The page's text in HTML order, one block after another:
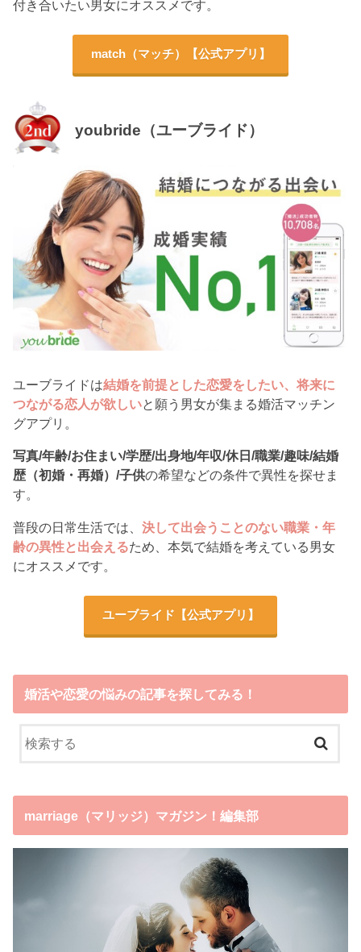
付き合いたい男女にオススメです。
match（マッチ）【公式アプリ】
youbride（ユーブライド）
ユーブライドは結婚を前提とした恋愛をしたい、将来に
つながる恋人が欲しいと願う男女が集まる婚活マッチン
グアプリ。
写真/年齢/お住まい/学歴/出身地/年収/休日/職業/趣味/結婚
歴（初婚・再婚）/子供の希望などの条件で異性を探せま
す。
普段の日常生活では、決して出会うことのない職業・年
齢の異性と出会えるため、本気で結婚を考えている男女
にオススメです。
ユーブライド 【公式アプリ】
婚活や恋愛の悩みの記事を探してみる！
marriage（マリッジ）マガジン！編集部